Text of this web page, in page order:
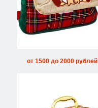
от 1500 до 2000 рублей